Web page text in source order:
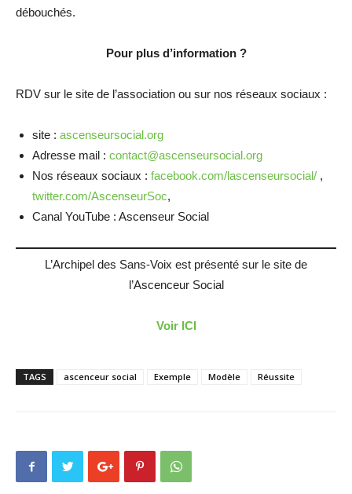
débouchés.
Pour plus d’information ?
RDV sur le site de l’association ou sur nos réseaux sociaux :
site : ascenseursocial.org
Adresse mail : contact@ascenseursocial.org
Nos réseaux sociaux : facebook.com/lascenseursocial/ ,
twitter.com/AscenseurSoc,
Canal YouTube : Ascenseur Social
L’Archipel des Sans-Voix est présenté sur le site de
l’Ascenceur Social
Voir ICI
TAGS ascenceur social Exemple Modèle Réussite